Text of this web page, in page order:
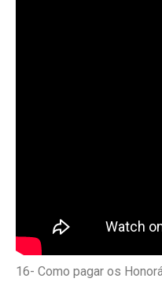
16- Como pagar os